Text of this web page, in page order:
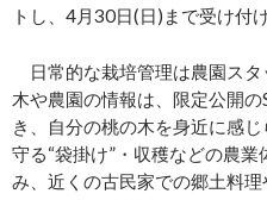
トし、4月30日(日)まで受け付
日常的な栽培管理は農園スタ
木や農園の情報は、限定公開
き、自分の桃の木を身近に感
守る“袋掛け”・収穫などの農
み、近くの古民家での郷土料